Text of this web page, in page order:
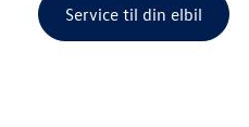
Service Cam
Service til din elbil